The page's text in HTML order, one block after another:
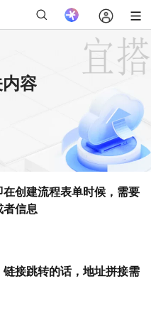
容
创建流程表单时候，需要
者信息
接跳转的话，地址拼接需